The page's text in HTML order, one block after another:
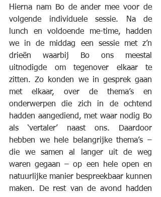
Hierna nam Bo de ander mee voor de
volgende individuele sessie. Na de
lunch en voldoende me-time, hadden
we in de middag een sessie met z’n
drieën waarbij Bo ons meestal
uitnodigde om tegenover elkaar te
zitten. Zo konden we in gesprek gaan
met elkaar, over de thema’s en
onderwerpen die zich in de ochtend
hadden aangediend, met waar nodig Bo
als ‘vertaler’ naast ons. Daardoor
hebben we hele belangrijke thema’s –
die we samen al langer uit de weg
waren gegaan – op een hele open en
natuurlijke manier bespreekbaar kunnen
maken. De rest van de avond hadden